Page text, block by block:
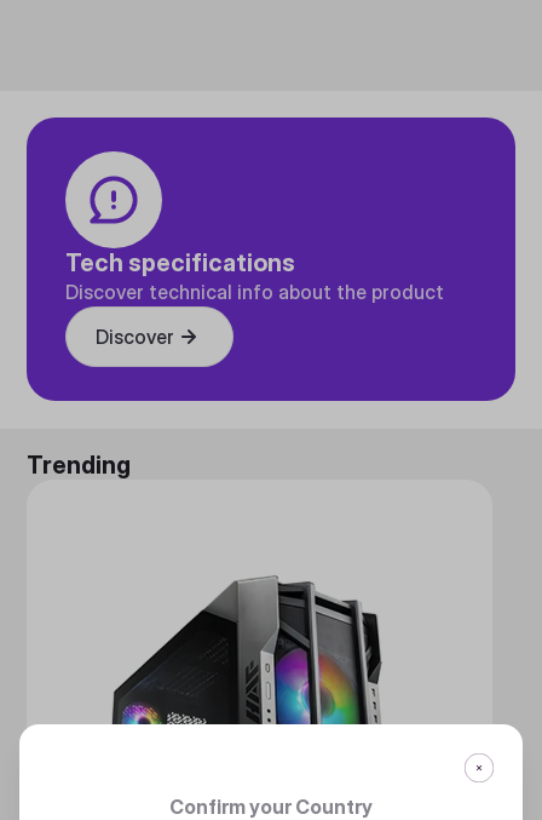
Tech specifications
Discover technical info about the product
Discover
Trending
Confirm your Country